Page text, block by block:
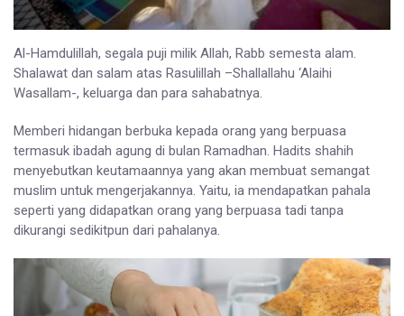
Al-Hamdulillah, segala puji milik Allah, Rabb semesta alam.
Shalawat dan salam atas Rasulillah –Shallallahu ‘Alaihi
Wasallam-, keluarga dan para sahabatnya.
Memberi hidangan berbuka kepada orang yang berpuasa
termasuk ibadah agung di bulan Ramadhan. Hadits shahih
menyebutkan keutamaannya yang akan membuat semangat
muslim untuk mengerjakannya. Yaitu, ia mendapatkan pahala
seperti yang didapatkan orang yang berpuasa tadi tanpa
dikurangi sedikitpun dari pahalanya.